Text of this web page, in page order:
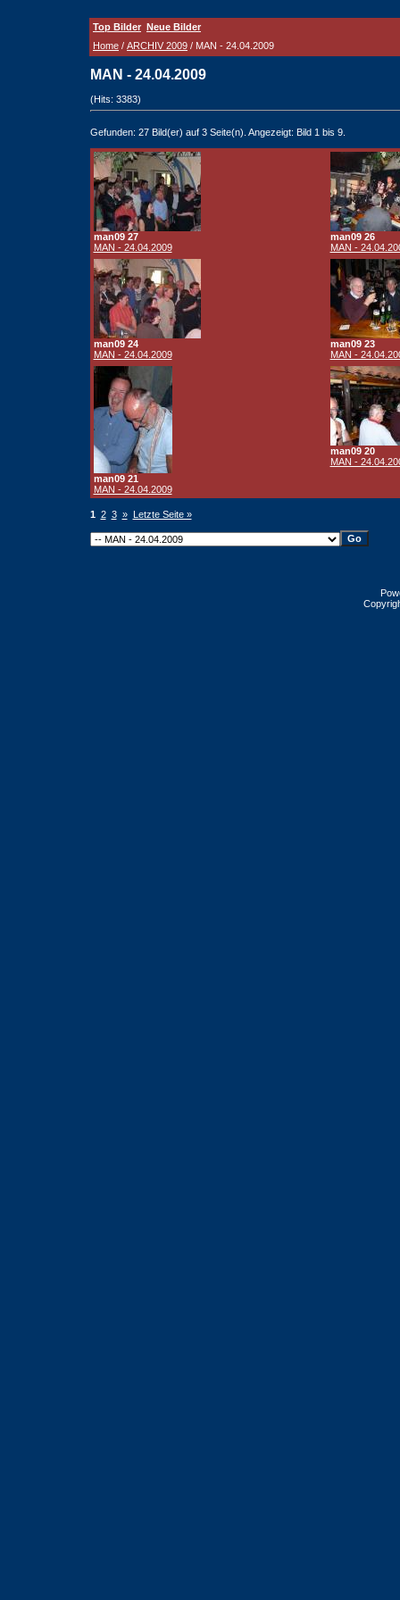
Top Bilder Neue Bilder
Home / ARCHIV 2009 / MAN - 24.04.2009
MAN - 24.04.2009
(Hits: 3383)
Gefunden: 27 Bild(er) auf 3 Seite(n). Angezeigt: Bild 1 bis 9.
man09 27
MAN - 24.04.2009
man09 26
MAN -
man09 24
MAN - 24.04.2009
man09 23
MAN -
man09 21
MAN - 24.04.2009
man09 20
MAN -
1 2 3 » Letzte Seite »